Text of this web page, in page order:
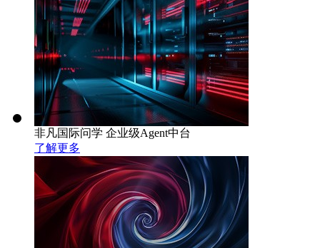
非凡国际问学 企业级Agent中台
了解更多